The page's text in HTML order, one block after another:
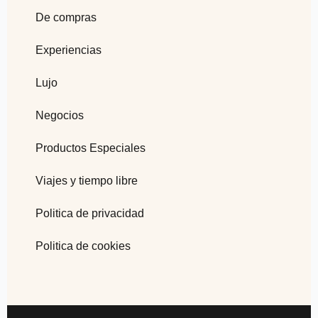
De compras
Experiencias
Lujo
Negocios
Productos Especiales
Viajes y tiempo libre
Politica de privacidad
Politica de cookies